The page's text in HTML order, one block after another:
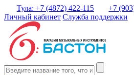
Тула: +7 (4872) 422-115 +7
Личный кабинет Служба поддержки